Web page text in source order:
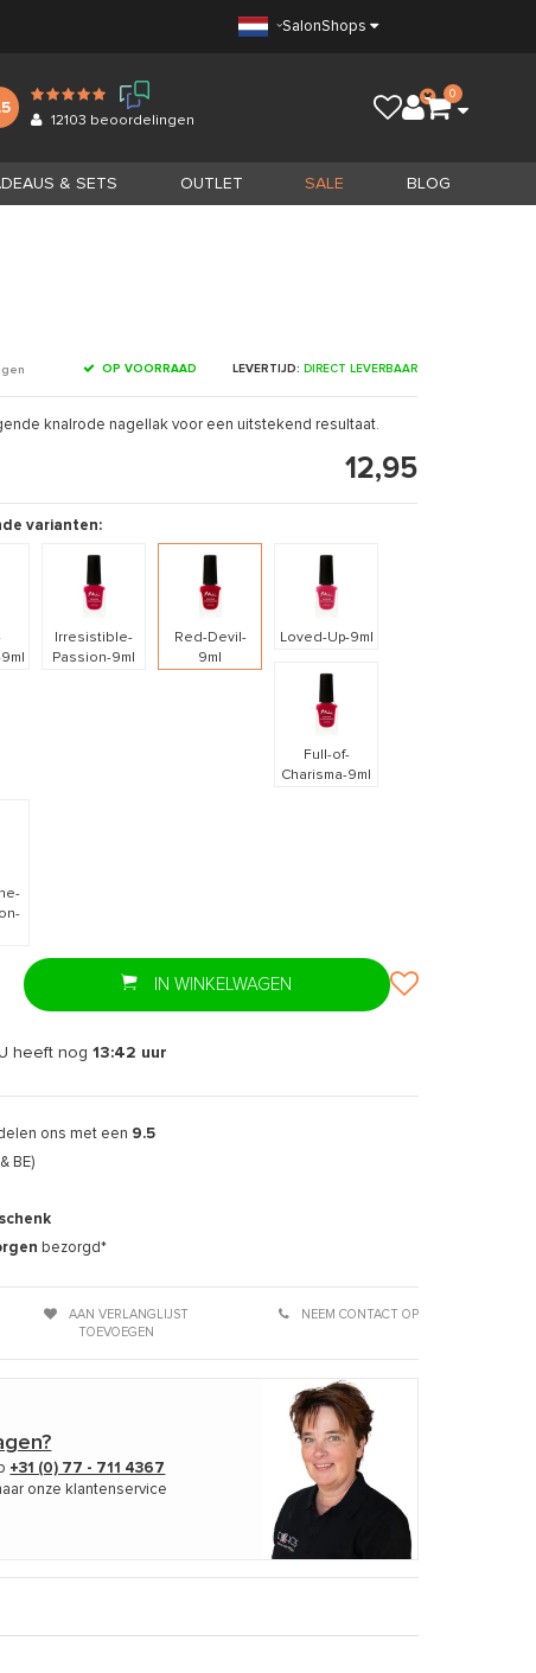
SalonShops
12103 beoordelingen
0
& SETS OUTLET SALE BLOG
OP VOORRAAD LEVERTIJD: DIRECT LEVERBAAR
knalrode nagellak voor een uitstekend resultaat.
12,95
varianten:
Irresistible-
Passion-9ml
Red-Devil-
9ml
Loved-Up-9ml
Full-of-
Charisma-9ml
IN WINKELWAGEN
heeft nog13:42 uur
ons met een 9.5
BE)
bezorgd*
AAN VERLANGLIJST
TOEVOEGEN
NEEM CONTACT OP
+31 (0) 77 - 711 4367
onze klantenservice